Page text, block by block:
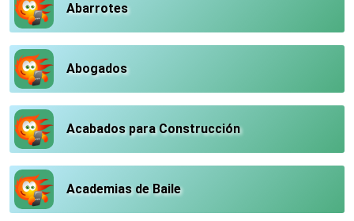
Abarrotes
Abogados
Acabados para Construcción
Academias de Baile